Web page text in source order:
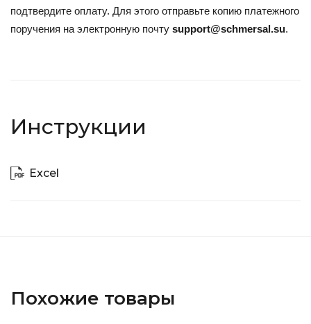
подтвердите оплату. Для этого отправьте копию платежного
поручения на электронную почту support@schmersal.su.
Инструкции
Excel
Похожие товары